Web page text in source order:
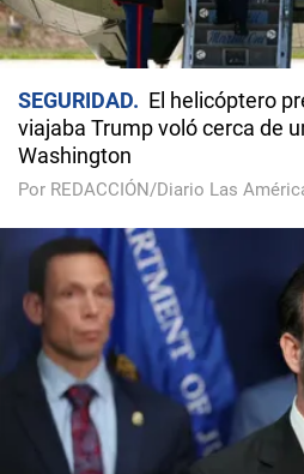
SEGURIDAD
El helicóptero
viajaba Trump voló cerca de
Washington
Por REDACCIÓN/Diario Las